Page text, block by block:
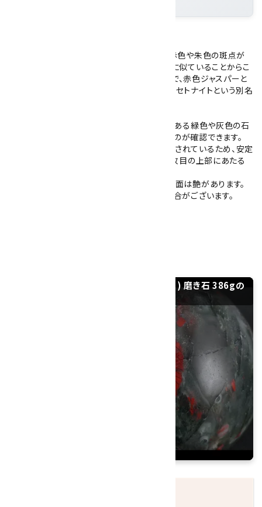
アフリカンブラッドストーンは、深緑色の地に赤色や朱色の斑点が
点在する鉱物です。見た目がブラッドストーンに似ていることからこ
の名で呼ばれますが、鉱物学的には別のもので、赤色ジャスパーと
灰色カルセドニーを主体とする複合鉱物です。セトナイトという別名
こちらのアフリカンブラッドストーンは、濃淡のある緑色や灰色の石
の中に朱色や乳白色の模様が斑に入っているのが確認できます。
たまご形に加工された石の一面が平面に研磨されているため、安定
して置くことができます。これは写真5枚目、8枚目の上部にあたる
石目による凹みがありますが、研磨によって表面は艶があります。
※ご使用のモニターにより、色が濃く見える場合がございます。
アフリカンブラッドストーン (セフトナイト) 磨き石 386gの